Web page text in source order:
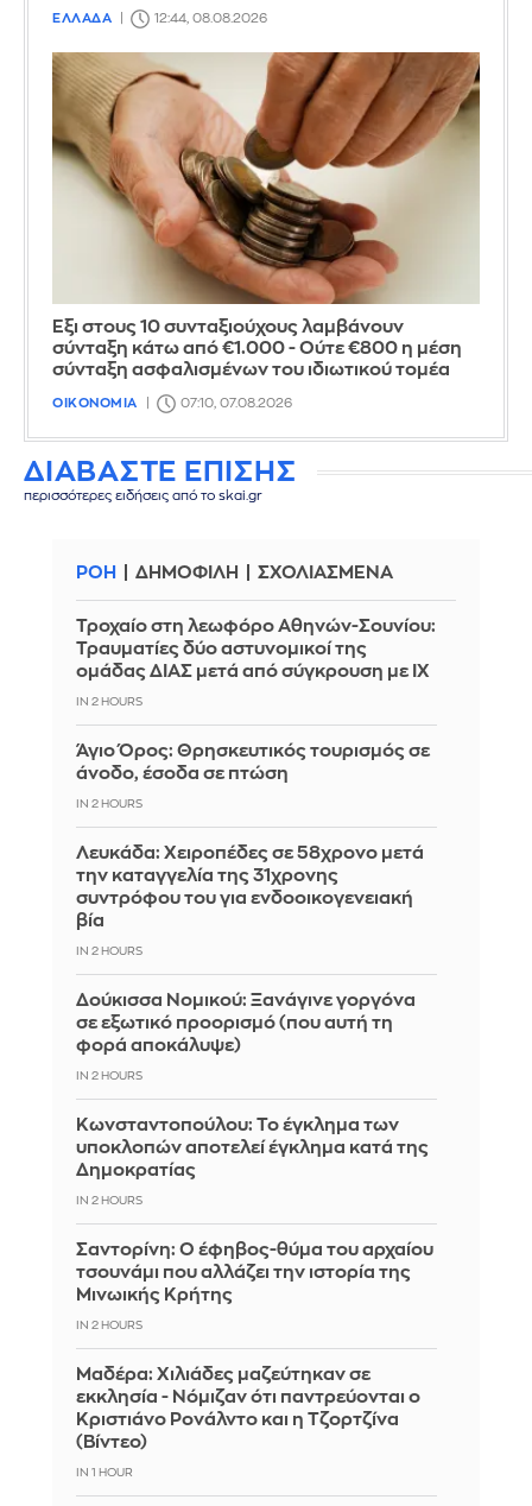
ΕΛΛΑΔΑ 12:44, 08.08.2026
Έξι στους 10 συνταξιούχους λαμβάνουν
σύνταξη κάτω από €1.000 - Ούτε €800 η μέση
σύνταξη ασφαλισμένων του ιδιωτικού τομέα
ΟΙΚΟΝΟΜΙΑ 07:10, 07.08.2026
ΔΙΑΒΑΣΤΕ ΕΠΙΣΗΣ
περισσότερες ειδήσεις από το skai.gr
ΡΟΗ ΔΗΜΟΦΙΛΗ ΣΧΟΛΙΑΣΜΕΝΑ
Τροχαίο στη λεωφόρο Αθηνών-Σουνίου:
Τραυματίες δύο αστυνομικοί της
ομάδας ΔΙΑΣ μετά από σύγκρουση με ΙΧ
IN 2 HOURS
Άγιο Όρος: Θρησκευτικός τουρισμός σε
άνοδο, έσοδα σε πτώση
IN 2 HOURS
Λευκάδα: Χειροπέδες σε 58χρονο μετά
την καταγγελία της 31χρονης
συντρόφου του για ενδοοικογενειακή
βία
IN 2 HOURS
Δούκισσα Νομικού: Ξανάγινε γοργόνα
σε εξωτικό προορισμό (που αυτή τη
φορά αποκάλυψε)
IN 2 HOURS
Κωνσταντοπούλου: Το έγκλημα των
υποκλοπών αποτελεί έγκλημα κατά της
Δημοκρατίας
IN 2 HOURS
Σαντορίνη: Ο έφηβος-θύμα του αρχαίου
τσουνάμι που αλλάζει την ιστορία της
Μινωικής Κρήτης
IN 2 HOURS
Μαδέρα: Χιλιάδες μαζεύτηκαν σε
εκκλησία - Νόμιζαν ότι παντρεύονται ο
Κριστιάνο Ρονάλντο και η Τζορτζίνα
(Βίντεο)
IN 1 HOUR